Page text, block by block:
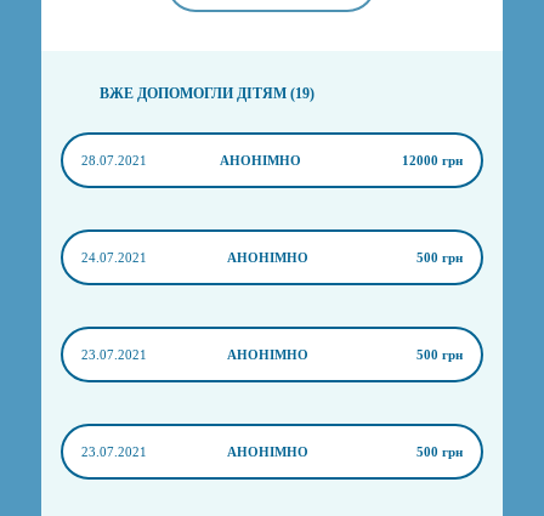
ВЖЕ ДОПОМОГЛИ ДІТЯМ (19)
28.07.2021 АНОНІМНО 12000 грн
24.07.2021 АНОНІМНО 500 грн
23.07.2021 АНОНІМНО 500 грн
23.07.2021 АНОНІМНО 500 грн